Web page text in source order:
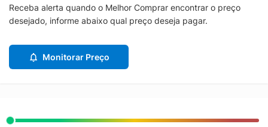
Receba alerta quando o Melhor Comprar encontrar o preço
desejado, informe abaixo qual preço deseja pagar.
Monitorar Preço